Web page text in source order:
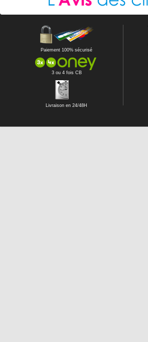
Paiement 100% sécurisé
3 ou 4 fois CB
Livraison en 24/48H